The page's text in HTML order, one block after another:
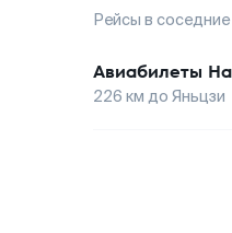
Рейсы в
Авиабилеты
226 км до Яньцзи